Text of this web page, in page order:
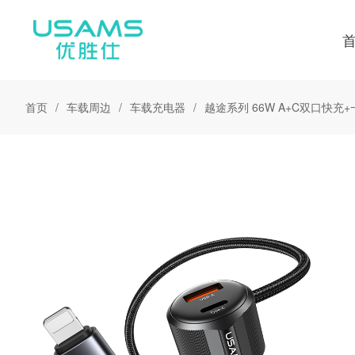
首页 车载周边 车载充电器 越途系列 66W A+C双口快充